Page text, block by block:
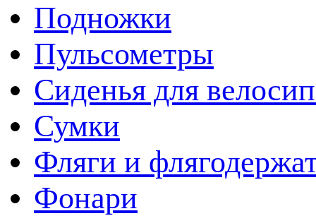
Подножки
Пульсометры
Сиденья для
Сумки
Фляги и
Фонари